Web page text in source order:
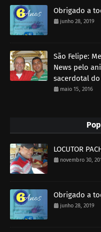
Obrigado a
junho 28, 2019
São Felipe:
News pelo
sacerdotal do
maio 15, 2016
LOCUTOR
novembro 30,
Obrigado a
junho 28, 2019